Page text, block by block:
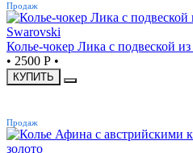
Продаж
Колье-чокер Лика с подвеской
• 2500 Р •
КУПИТЬ
Продаж